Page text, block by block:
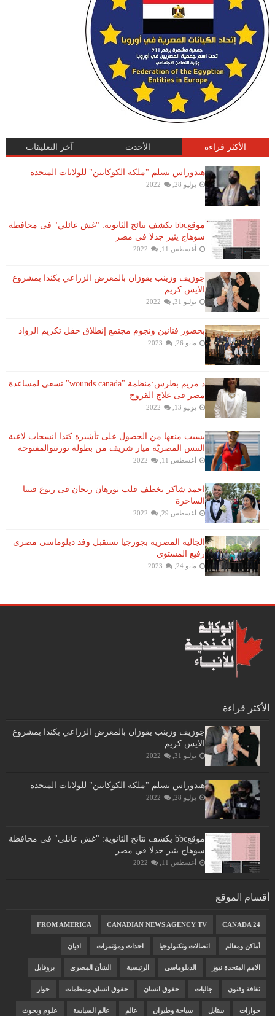
الأكثر قراءة الأحدث آخر التعليقات
هندوراس تسلم "ملكة الكوكايين" للولايات المتحدة
يوليو 28, 2022
موقعbbc يكشف نتائج الثانوية: "غش عائلي" فى محافظة
سوهاج يثير جدلا في مصر
أغسطس 11, 2022
جوزيف وزينب يفوزان بالمعرض الزراعي بكندا بمشروع
الايس كريم
يوليو 31, 2022
بحضور فنانين ونجوم مجتمع إنطلاق حفل تكريم الرواد
مايو 26, 2023
د.مريم بطرس:منظمة "wounds canada" تسعى لمساعدة
مصر فى علاج القروح
يونيو 13, 2022
بسبب منعها من الحصول على تأشيرة كندا انسحاب لاعبة ​
التنس​ المصريّة ​ميار شريف​ من بطولة ​تورنتو​المفتوحة
أغسطس 11, 2022
احمد شاكر يخطف قلب نورهان ريحان فى ربوع فيينا
الساحرة
أغسطس 29, 2022
الجالية المصرية بجورجيا تستقبل وفد دبلوماسى مصرى
رفيع المستوى
مايو 24, 2023
الأكثر قراءة
جوزيف وزينب يفوزان بالمعرض الزراعي بكندا بمشروع
الايس كريم
يوليو 31, 2022
هندوراس تسلم "ملكة الكوكايين" للولايات المتحدة
يوليو 28, 2022
موقعbbc يكشف نتائج الثانوية: "غش عائلي" فى محافظة
سوهاج يثير جدلا في مصر
أغسطس 11, 2022
أقسام الموقع
CANADA 24
CANADIAN NEWS AGENCY TV
FROM AMERICA
أماكن ومعالم اتصالات وتكنولوجيا احداث ومؤتمرات اديان
الامم المتحدة نيوز الدبلوماسى الرئيسية الشأن المصرى بروفايل
ثقافة وفنون جاليات حقوق انسان حقوق انسان ومنظمات حوار
حوارات ستايل سياحة وطيران عالم عالم السياسة علوم وبحوث